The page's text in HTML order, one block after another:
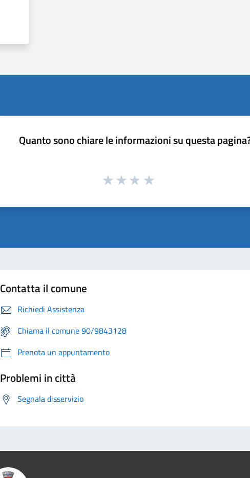
Quanto sono chiare le informazioni su questa
Contatta il comune
Richiedi Assistenza
Chiama il comune 90/9843128
Prenota un appuntamento
Problemi in città
Segnala disservizio